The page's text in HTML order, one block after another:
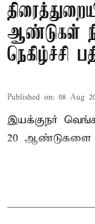
ஆண்டுகள்
நெகிழ்ச்சி
Published on: 08 Aug
இயக்குநர்
20 ஆண்டுகளை